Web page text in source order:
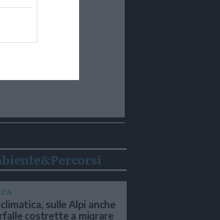
sulle Alpi anche
costrette a migrare